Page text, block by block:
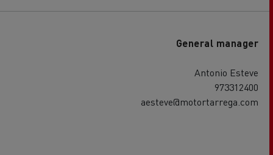
General manager
Antonio Esteve
973312400
aesteve@motortarrega.com